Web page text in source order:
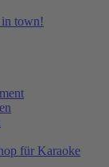
in town!
für Karaoke